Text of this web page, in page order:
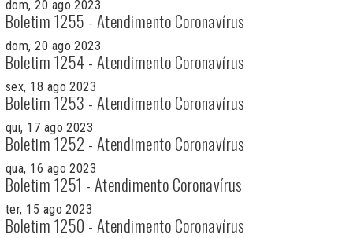
dom, 20 ago 2023
Boletim 1255 - Atendimento Coronavírus
dom, 20 ago 2023
Boletim 1254 - Atendimento Coronavírus
sex, 18 ago 2023
Boletim 1253 - Atendimento Coronavírus
qui, 17 ago 2023
Boletim 1252 - Atendimento Coronavírus
qua, 16 ago 2023
Boletim 1251 - Atendimento Coronavírus
ter, 15 ago 2023
Boletim 1250 - Atendimento Coronavírus